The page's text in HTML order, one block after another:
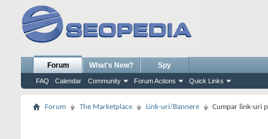
Forum
FAQ Calendar Community Forum Actions Quick Links
What's New? Spy
Forum The Marketplace Link-uri/Bannere Cumpar link-uri